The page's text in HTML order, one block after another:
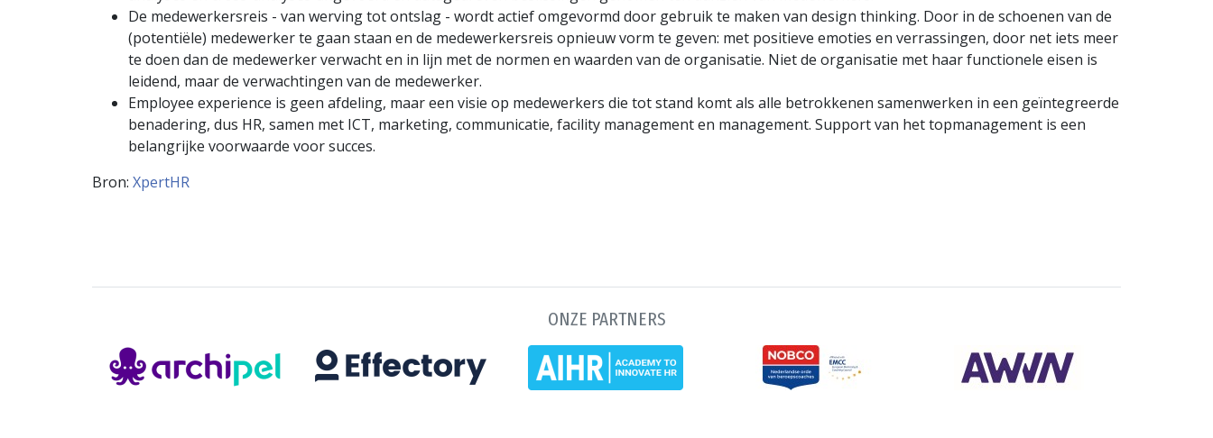
De medewerkersreis - van werving tot ontslag - wordt actief omgevormd door gebruik te maken van design thinking. Door in de schoenen van de
(potentiële) medewerker te gaan staan en de medewerkersreis opnieuw vorm te geven: met positieve emoties en verrassingen, door net iets meer
te doen dan de medewerker verwacht en in lijn met de normen en waarden van de organisatie. Niet de organisatie met haar functionele eisen is
leidend, maar de verwachtingen van de medewerker.
Employee experience is geen afdeling, maar een visie op medewerkers die tot stand komt als alle betrokkenen samenwerken in een geïntegreerde
benadering, dus HR, samen met ICT, marketing, communicatie, facility management en management. Support van het topmanagement is een
belangrijke voorwaarde voor succes.
Bron: XpertHR
ONZE PARTNERS